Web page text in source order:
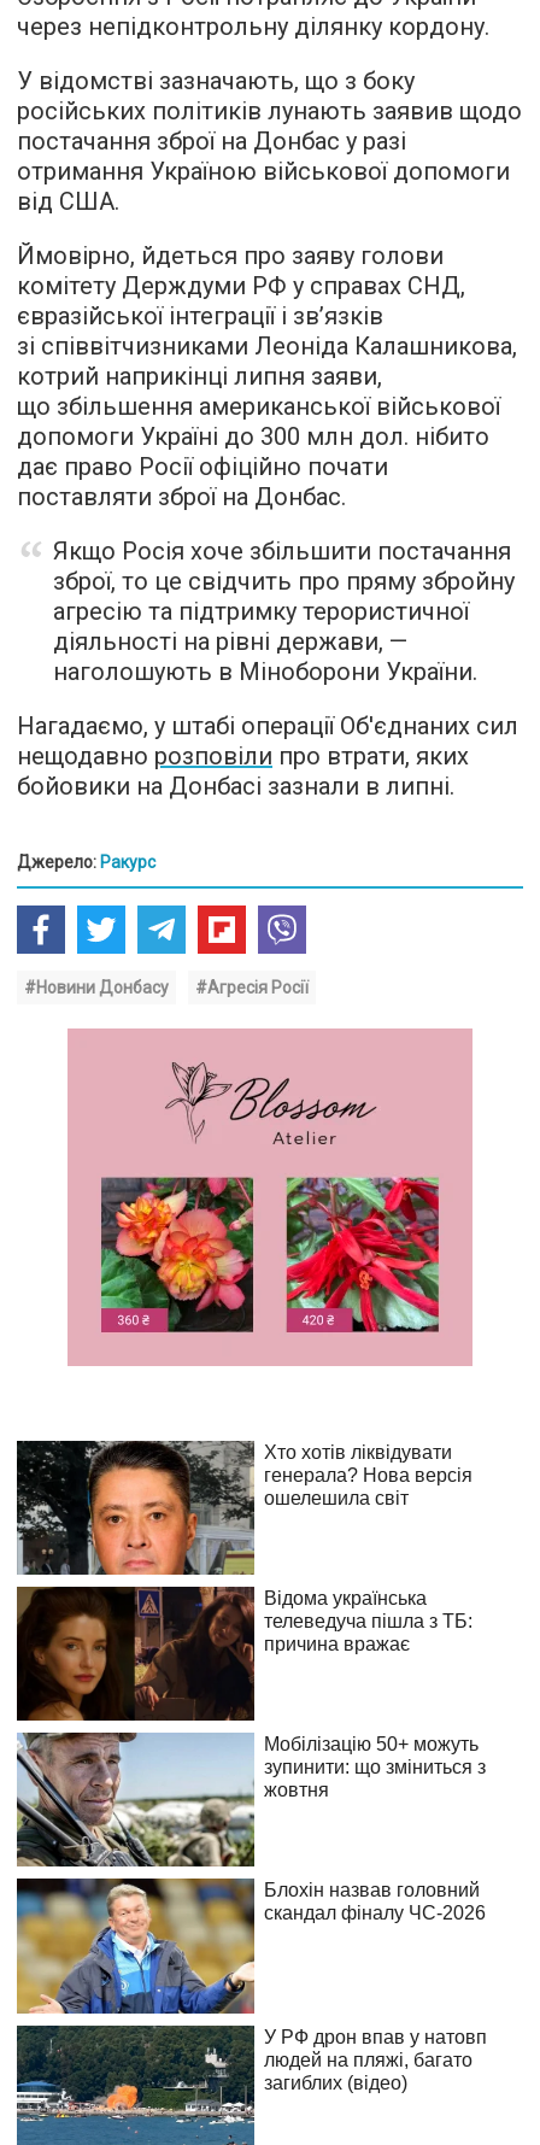
через непідконтрольну ділянку кордону.
У відомстві зазначають, що з боку
російських політиків лунають заявив щодо
постачання зброї на Донбас у разі
отримання Україною військової допомоги
від США.
Ймовірно, йдеться про заяву голови
комітету Держдуми РФ у справах СНД,
євразійської інтеграції і зв’язків
зі співвітчизниками Леоніда Калашникова,
котрий наприкінці липня заяви,
що збільшення американської військової
допомоги Україні до 300 млн дол. нібито
дає право Росії офіційно почати
поставляти зброї на Донбас.
Якщо Росія хоче збільшити постачання
зброї, то це свідчить про пряму збройну
агресію та підтримку терористичної
діяльності на рівні держави, —
наголошують в Міноборони України.
Нагадаємо, у штабі операції Об'єднаних сил
нещодавно розповіли про втрати, яких
бойовики на Донбасі зазнали в липні.
Джерело: Ракурс
#Новини Донбасу #Агресія Росії